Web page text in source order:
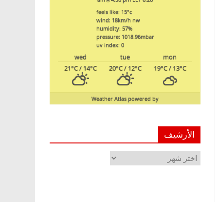
feels like: 15°c
wind: 18km/h nw
humidity: 57%
pressure: 1018.96mbar
uv index: 0
mon
tue
wed
19°C/ 13°C
20°C/ 12°C
21°C/ 14°C
powered by
Weather Atlas
الأرشيف
الأرشيف